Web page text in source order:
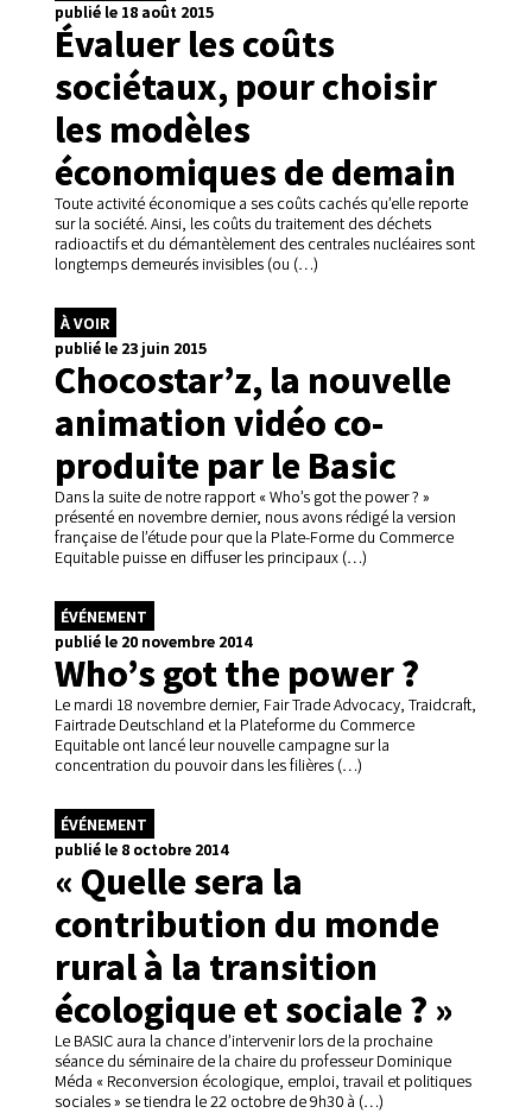
publié le 18 août 2015
Évaluer les coûts
sociétaux, pour choisir
les modèles
économiques de demain
Toute activité économique a ses coûts cachés qu’elle reporte
sur la société. Ainsi, les coûts du traitement des déchets
radioactifs et du démantèlement des centrales nucléaires sont
longtemps demeurés invisibles (ou (…)
À VOIR
publié le 23 juin 2015
Chocostar’z, la nouvelle
animation vidéo co-
produite par le Basic
Dans la suite de notre rapport « Who’s got the power ? »
présenté en novembre dernier, nous avons rédigé la version
française de l’étude pour que la Plate-Forme du Commerce
Equitable puisse en diffuser les principaux (…)
ÉVÉNEMENT
publié le 20 novembre 2014
Who’s got the power ?
Le mardi 18 novembre dernier, Fair Trade Advocacy, Traidcraft,
Fairtrade Deutschland et la Plateforme du Commerce
Equitable ont lancé leur nouvelle campagne sur la
concentration du pouvoir dans les filières (…)
ÉVÉNEMENT
publié le 8 octobre 2014
« Quelle sera la
contribution du monde
rural à la transition
écologique et sociale ? »
Le BASIC aura la chance d’intervenir lors de la prochaine
séance du séminaire de la chaire du professeur Dominique
Méda « Reconversion écologique, emploi, travail et politiques
sociales » se tiendra le 22 octobre de 9h30 à (…)